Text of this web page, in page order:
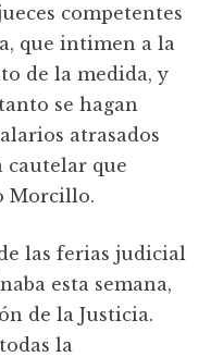
competentes
que intimen a la
de la medida, y
se hagan
atrasados
cautelar que
Morcillo.
las ferias judicial
esta semana,
de la Justicia.
la